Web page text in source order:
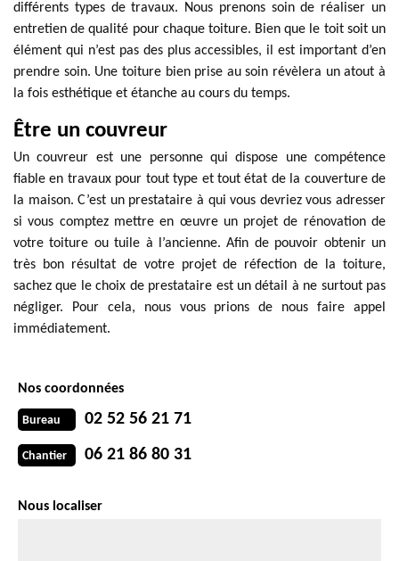
différents types de travaux. Nous prenons soin de réaliser un
entretien de qualité pour chaque toiture. Bien que le toit soit un
élément qui n’est pas des plus accessibles, il est important d’en
prendre soin. Une toiture bien prise au soin révèlera un atout à
la fois esthétique et étanche au cours du temps.
Être un couvreur
Un couvreur est une personne qui dispose une compétence
fiable en travaux pour tout type et tout état de la couverture de
la maison. C’est un prestataire à qui vous devriez vous adresser
si vous comptez mettre en œuvre un projet de rénovation de
votre toiture ou tuile à l’ancienne. Afin de pouvoir obtenir un
très bon résultat de votre projet de réfection de la toiture,
sachez que le choix de prestataire est un détail à ne surtout pas
négliger. Pour cela, nous vous prions de nous faire appel
immédiatement.
Nos coordonnées
Bureau 02 52 56 21 71
Chantier 06 21 86 80 31
Nous localiser